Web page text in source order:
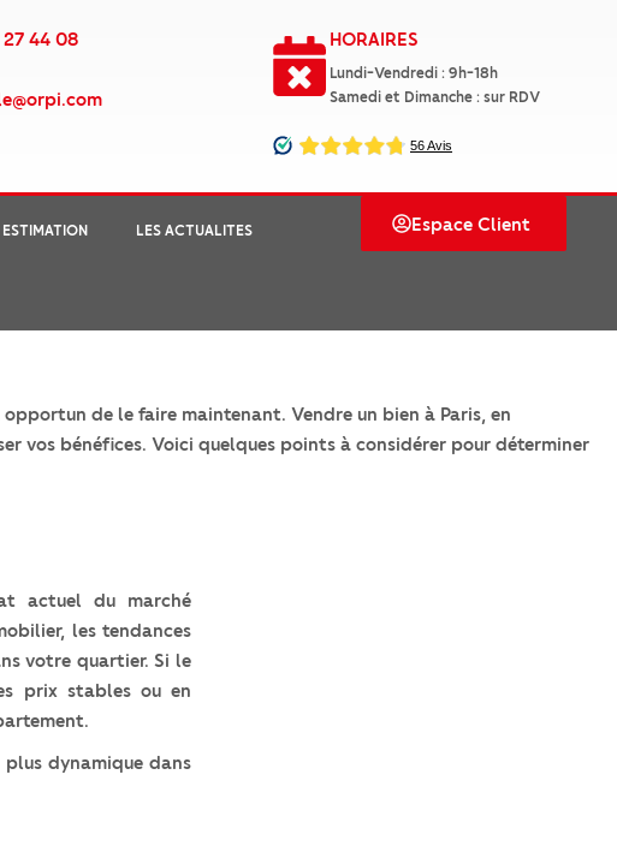
27 44 08 HORAIRES
Lundi-Vendredi : 9h-18h
Samedi et Dimanche : sur RDV
ESTIMATION LES ACTUALITES Espace Client
de le faire maintenant. Vendre un bien à Paris, en
vos bénéfices. Voici quelques points à considérer pour déterminer
actuel du marché
les tendances
votre quartier. Si le
prix stables ou en
dynamique dans